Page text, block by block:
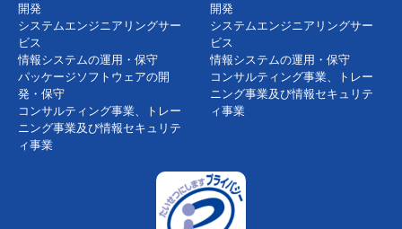
開発
システムエンジニアリングサー
ビス
情報システムの運用・保守
パッケージソフトウェアの開
発・保守
コンサルティング事業、トレー
ニング事業及び情報セキュリテ
ィ事業
開発
システムエンジニアリングサー
ビス
情報システムの運用・保守
コンサルティング事業、トレー
ニング事業及び情報セキュリテ
ィ事業